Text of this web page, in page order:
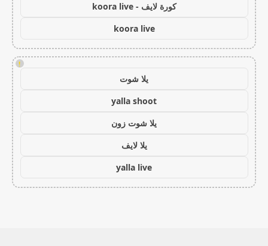
كورة لايف - koora live
koora live
!
يلا شوت
yalla shoot
يلا شوت زون
يلا لايف
yalla live